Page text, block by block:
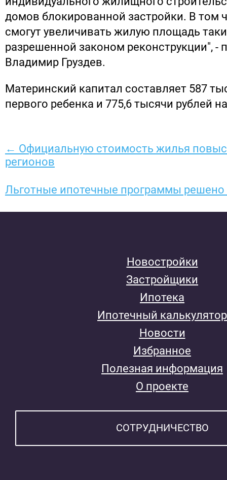
домов блокированной застройки. В том
смогут увеличивать жилую площадь
разрешенной законом реконструкции", -
Владимир Груздев.
Материнский капитал составляет 587
первого ребенка и 775,6 тысячи рублей
← Официальную стоимость жилья
регионов
Льготные ипотечные программы
Новостройки
Застройщики
Ипотека
Ипотечный калькулятор
Новости
Избранное
Полезная информация
О проекте
СОТРУДНИЧЕСТВО